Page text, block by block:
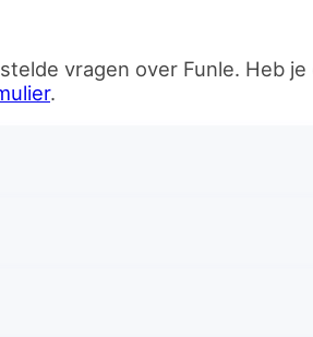
vragen over Funle. Heb
.